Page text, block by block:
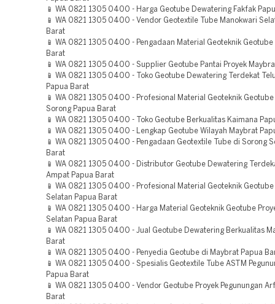
📱 WA 0821 1305 0400 - Harga Geotube Dewatering Fakfak
📱 WA 0821 1305 0400 - Vendor Geotextile Tube Manokwari
Barat
📱 WA 0821 1305 0400 - Pengadaan Material Geoteknik Geotube
Barat
📱 WA 0821 1305 0400 - Supplier Geotube Pantai Proyek
📱 WA 0821 1305 0400 - Toko Geotube Dewatering Terdekat
Papua Barat
📱 WA 0821 1305 0400 - Profesional Material Geoteknik Geotube
Sorong Papua Barat
📱 WA 0821 1305 0400 - Toko Geotube Berkualitas Kaimana
📱 WA 0821 1305 0400 - Lengkap Geotube Wilayah Maybrat
📱 WA 0821 1305 0400 - Pengadaan Geotextile Tube di Sorong
Barat
📱 WA 0821 1305 0400 - Distributor Geotube Dewatering
Ampat Papua Barat
📱 WA 0821 1305 0400 - Profesional Material Geoteknik
Selatan Papua Barat
📱 WA 0821 1305 0400 - Harga Material Geoteknik Geotube
Selatan Papua Barat
📱 WA 0821 1305 0400 - Jual Geotube Dewatering Berkualitas
Barat
📱 WA 0821 1305 0400 - Penyedia Geotube di Maybrat Papua
📱 WA 0821 1305 0400 - Spesialis Geotextile Tube ASTM
Papua Barat
📱 WA 0821 1305 0400 - Vendor Geotube Proyek Pegunungan
Barat